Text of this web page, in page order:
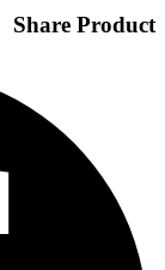
Share Product